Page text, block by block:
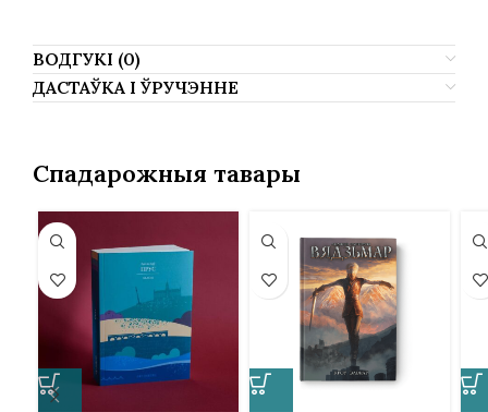
ВОДГУКІ (0)
ДАСТАЎКА І ЎРУЧЭННЕ
Спадарожныя тавары